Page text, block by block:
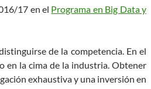
17 en el Programa en Big Data y
de la competencia. En el
en la cima de la industria. Obtener
exhaustiva y una inversión en